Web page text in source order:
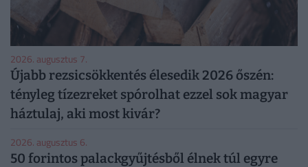
2026. augusztus 7.
Újabb rezsicsökkentés élesedik 2026 őszén:
tényleg tízezreket spórolhat ezzel sok magyar
háztulaj, aki most kivár?
2026. augusztus 6.
50 forintos palackgyűjtésből élnek túl egyre